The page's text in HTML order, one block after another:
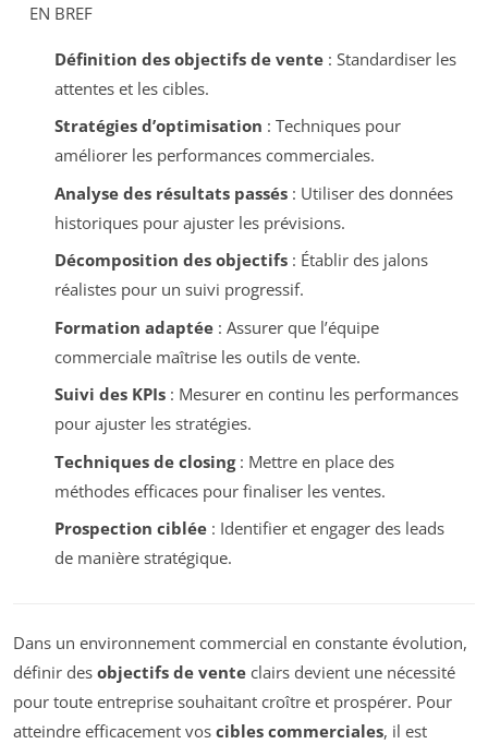
EN BREF
Définition des objectifs de vente: Standardiser les
attentes et les cibles.
Stratégies d’optimisation : Techniques pour
améliorer les performances commerciales.
Analyse des résultats passés: Utiliser des données
historiques pour ajuster les prévisions.
Décomposition des objectifs: Établir des jalons
réalistes pour un suivi progressif.
Formation adaptée: Assurer que l’équipe
commerciale maîtrise les outils de vente.
Suivi des KPIs: Mesurer en continu les performances
pour ajuster les stratégies.
Techniques de closing: Mettre en place des
méthodes efficaces pour finaliser les ventes.
Prospection ciblée: Identifier et engager des leads
de manière stratégique.
Dans un environnement commercial en constante évolution,
définir des objectifs de vente clairs devient une nécessité
pour toute entreprise souhaitant croître et prospérer. Pour
atteindre efficacement vos cibles commerciales, il est